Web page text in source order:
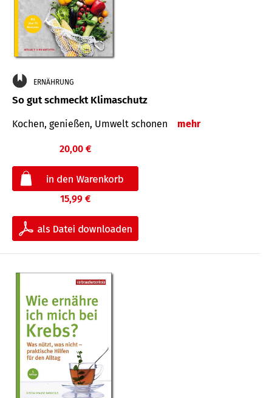
ERNÄHRUNG
So gut schmeckt Klimaschutz
Kochen, genießen, Umwelt schonen mehr
20,00 €
15,99 €